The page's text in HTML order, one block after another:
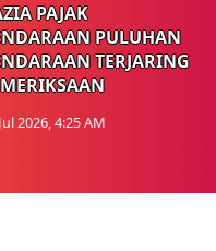
PAJAK
PULUHAN
TERJARING
2026, 4:25 AM